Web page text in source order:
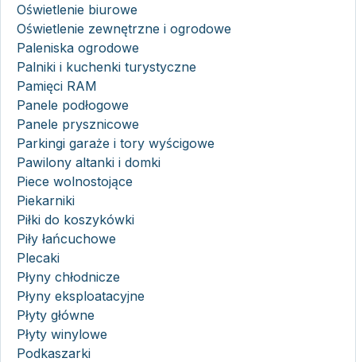
Oświetlenie biurowe
Oświetlenie zewnętrzne i ogrodowe
Paleniska ogrodowe
Palniki i kuchenki turystyczne
Pamięci RAM
Panele podłogowe
Panele prysznicowe
Parkingi garaże i tory wyścigowe
Pawilony altanki i domki
Piece wolnostojące
Piekarniki
Piłki do koszykówki
Piły łańcuchowe
Plecaki
Płyny chłodnicze
Płyny eksploatacyjne
Płyty główne
Płyty winylowe
Podkaszarki